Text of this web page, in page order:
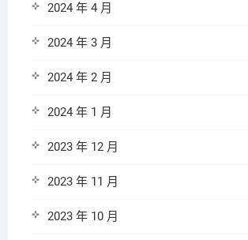
2024 年 4 月
2024 年 3 月
2024 年 2 月
2024 年 1 月
2023 年 12 月
2023 年 11 月
2023 年 10 月